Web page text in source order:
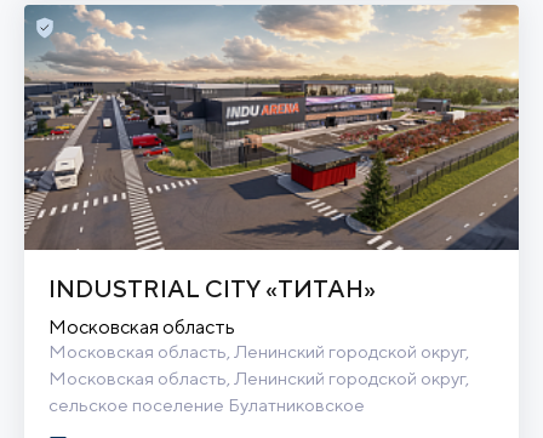
INDUSTRIAL CITY «ТИТАН»
Московская область
Московская область, Ленинский городской округ,
Московская область, Ленинский городской округ,
сельское поселение Булатниковское